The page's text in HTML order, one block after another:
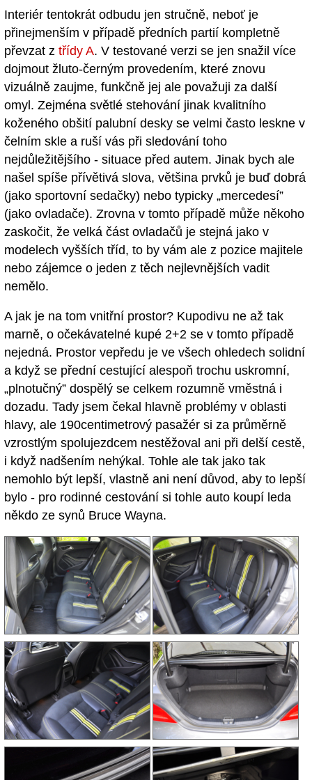
Interiér tentokrát odbudu jen stručně, neboť je
přinejmenším v případě předních partií kompletně
převzat z třídy A. V testované verzi se jen snažil více
dojmout žluto-černým provedením, které znovu
vizuálně zaujme, funkčně jej ale považuji za další
omyl. Zejména světlé stehování jinak kvalitního
koženého obšití palubní desky se velmi často leskne v
čelním skle a ruší vás při sledování toho
nejdůležitějšího - situace před autem. Jinak bych ale
našel spíše přívětivá slova, většina prvků je buď dobrá
(jako sportovní sedačky) nebo typicky „mercedesí”
(jako ovladače). Zrovna v tomto případě může někoho
zaskočit, že velká část ovladačů je stejná jako v
modelech vyšších tříd, to by vám ale z pozice majitele
nebo zájemce o jeden z těch nejlevnějších vadit
nemělo.
A jak je na tom vnitřní prostor? Kupodivu ne až tak
marně, o očekávatelné kupé 2+2 se v tomto případě
nejedná. Prostor vepředu je ve všech ohledech solidní
a když se přední cestující alespoň trochu uskromní,
„plnotučný” dospělý se celkem rozumně vměstná i
dozadu. Tady jsem čekal hlavně problémy v oblasti
hlavy, ale 190centimetrový pasažér si za průměrně
vzrostlým spolujezdcem nestěžoval ani při delší cestě,
i když nadšením nehýkal. Tohle ale tak jako tak
nemohlo být lepší, vlastně ani není důvod, aby to lepší
bylo - pro rodinné cestování si tohle auto koupí leda
někdo ze synů Bruce Wayna.